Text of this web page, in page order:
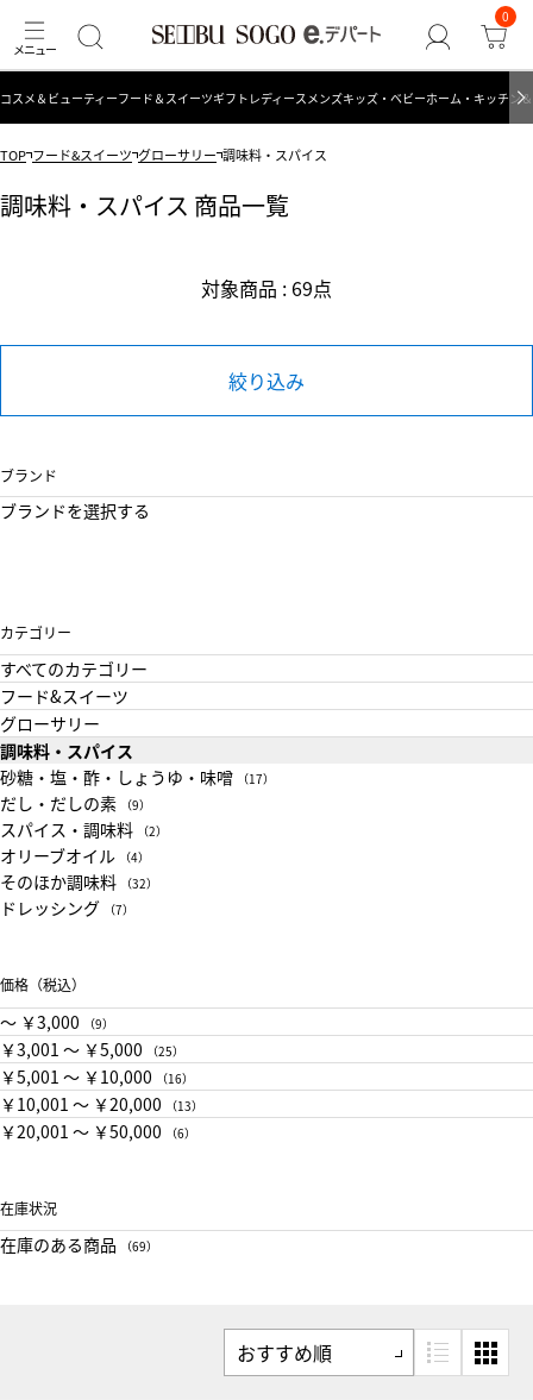
0
コスメ＆ビューティーフード＆スイーツギフト レディース メンズキッズ・ベビーホーム・キッチン
TOP フード&スイーツ グローサリー 調味料・スパイス
調味料・スパイス 商品一覧
対象商品 : 69点
絞り込み
ブランド
ブランドを選択する
カテゴリー
すべてのカテゴリー
フード&スイーツ
グローサリー
調味料・スパイス
砂糖・塩・酢・しょうゆ・味噌
（17）
だし・だしの素 （9）
スパイス・調味料 （2）
オリーブオイル （4）
そのほか調味料 （32）
ドレッシング （7）
価格（税込）
〜 ￥3,000 （9）
￥3,001 〜 ￥5,000 （25）
￥5,001 〜 ￥10,000 （16）
￥10,001 〜 ￥20,000 （13）
￥20,001 〜 ￥50,000 （6）
在庫状況
在庫のある商品 （69）